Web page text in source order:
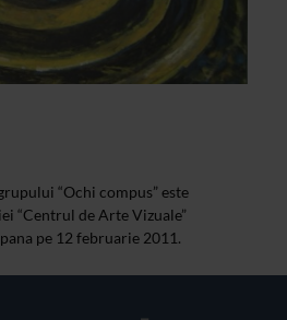
“Ochi compus” este
“Centrul de Arte Vizuale”
pe 12 februarie 2011.